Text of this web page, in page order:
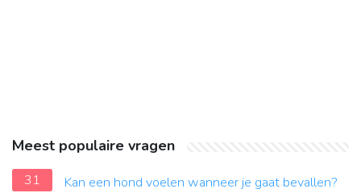
Meest populaire vragen
31
Kan een hond voelen wanneer je gaat bevallen?